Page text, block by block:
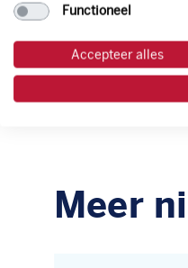
Meer
Functioneel
Accepteer alles